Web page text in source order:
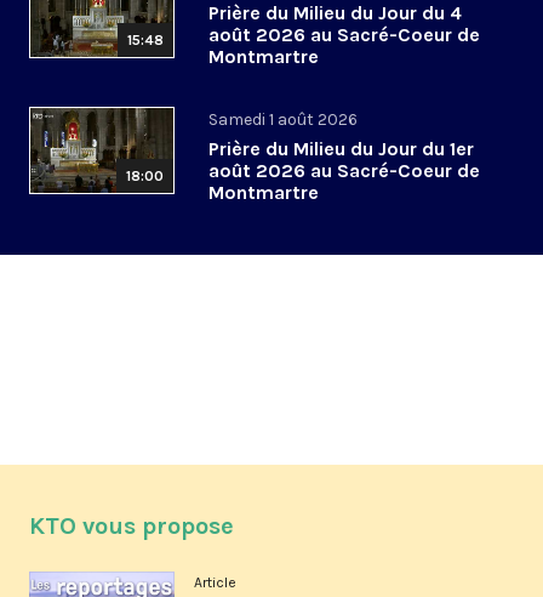
15:48
Prière du Milieu du Jour du 4
août 2026 au Sacré-Coeur de
Montmartre
18:00
Samedi 1 août 2026
Prière du Milieu du Jour du 1er
août 2026 au Sacré-Coeur de
Montmartre
KTO vous propose
Article